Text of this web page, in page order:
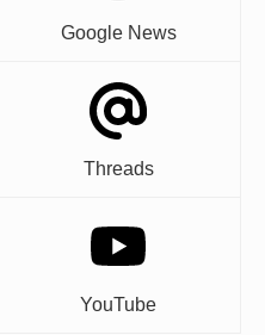
Google News
Threads
YouTube